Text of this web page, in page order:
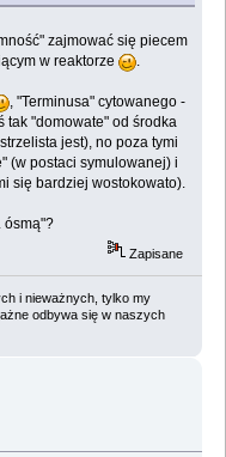
zajmować się piecem
w reaktorze
.
, "Terminusa" cytowanego -
tak "domowate" od środka
jest), no poza tymi
(w postaci symulowanej) i
się bardziej wostokowato).
ósmą"?
Zapisane
i nieważnych, tylko my
odbywa się w naszych